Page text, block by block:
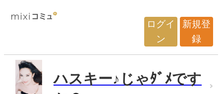
ログイ
ン
新規登
録
ハスキー♪じゃﾀﾞﾒです